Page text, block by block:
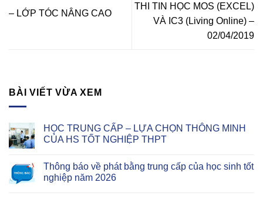
– LỚP TÓC NÂNG CAO
THI TIN HỌC MOS (EXCEL)
VÀ IC3 (Living Online) –
02/04/2019
BÀI VIẾT VỪA XEM
HỌC TRUNG CẤP – LỰA CHỌN THÔNG MINH
CỦA HS TỐT NGHIỆP THPT
Thông báo về phát bằng trung cấp của học sinh tốt
nghiệp năm 2026